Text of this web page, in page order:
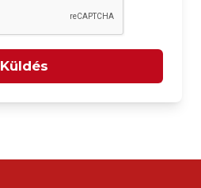
Küldés